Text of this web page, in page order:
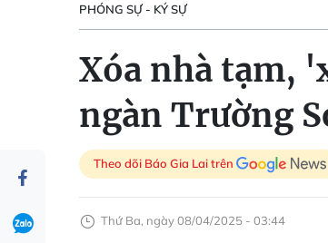
PHÓNG SỰ - KÝ SỰ
Xóa nhà tạm,
ngàn Trường
Theo dõi Báo Gia Lai trên
Thứ Ba, ngày 08/04/2025 - 03:44